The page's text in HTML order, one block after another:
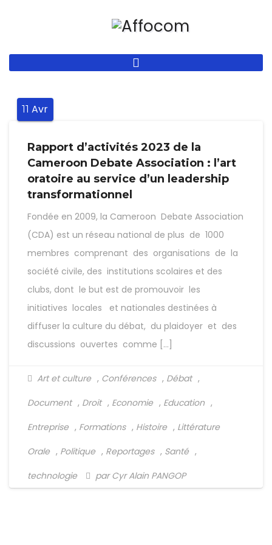
11 Avr
Rapport d’activités 2023 de la
Cameroon Debate Association : l’art
oratoire au service d’un leadership
transformationnel
Fondée en 2009, la Cameroon Debate Association
(CDA) est un réseau national de plus de 1000
membres comprenant des organisations de la
société civile, des institutions scolaires et des
clubs, dont le but est de promouvoir les
initiatives locales et nationales destinées à
diffuser la culture du débat, du plaidoyer et des
discussions ouvertes comme […]
Art et culture , Conférences , Débat ,
Document , Droit , Economie , Education ,
Entreprise , Formations , Histoire , Littérature
Orale , Politique , Reportages , Santé ,
technologie
par Cyr Alain PANGOP